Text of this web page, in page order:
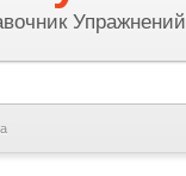
Упражнений